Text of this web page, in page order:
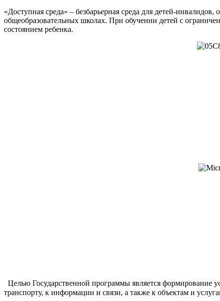
«Доступная среда» – безбарьерная среда для детей-
общеобразовательных школах. При обучении детей с
состоянием ребенка.
Целью Государственной программы является формирование
транспорту, к информации и связи, а также к объектам и